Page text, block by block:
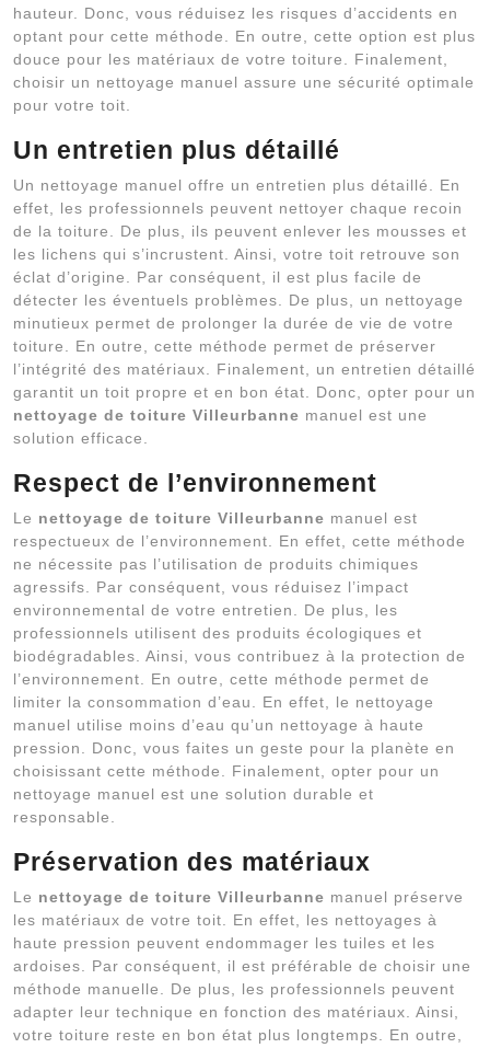
hauteur. Donc, vous réduisez les risques d’accidents en
optant pour cette méthode. En outre, cette option est plus
douce pour les matériaux de votre toiture. Finalement,
choisir un nettoyage manuel assure une sécurité optimale
pour votre toit.
Un entretien plus détaillé
Un nettoyage manuel offre un entretien plus détaillé. En
effet, les professionnels peuvent nettoyer chaque recoin
de la toiture. De plus, ils peuvent enlever les mousses et
les lichens qui s’incrustent. Ainsi, votre toit retrouve son
éclat d’origine. Par conséquent, il est plus facile de
détecter les éventuels problèmes. De plus, un nettoyage
minutieux permet de prolonger la durée de vie de votre
toiture. En outre, cette méthode permet de préserver
l’intégrité des matériaux. Finalement, un entretien détaillé
garantit un toit propre et en bon état. Donc, opter pour un
nettoyage de toiture Villeurbanne manuel est une
solution efficace.
Respect de l’environnement
Le nettoyage de toiture Villeurbanne manuel est
respectueux de l’environnement. En effet, cette méthode
ne nécessite pas l’utilisation de produits chimiques
agressifs. Par conséquent, vous réduisez l’impact
environnemental de votre entretien. De plus, les
professionnels utilisent des produits écologiques et
biodégradables. Ainsi, vous contribuez à la protection de
l’environnement. En outre, cette méthode permet de
limiter la consommation d’eau. En effet, le nettoyage
manuel utilise moins d’eau qu’un nettoyage à haute
pression. Donc, vous faites un geste pour la planète en
choisissant cette méthode. Finalement, opter pour un
nettoyage manuel est une solution durable et
responsable.
Préservation des matériaux
Le nettoyage de toiture Villeurbanne manuel préserve
les matériaux de votre toit. En effet, les nettoyages à
haute pression peuvent endommager les tuiles et les
ardoises. Par conséquent, il est préférable de choisir une
méthode manuelle. De plus, les professionnels peuvent
adapter leur technique en fonction des matériaux. Ainsi,
votre toiture reste en bon état plus longtemps. En outre,